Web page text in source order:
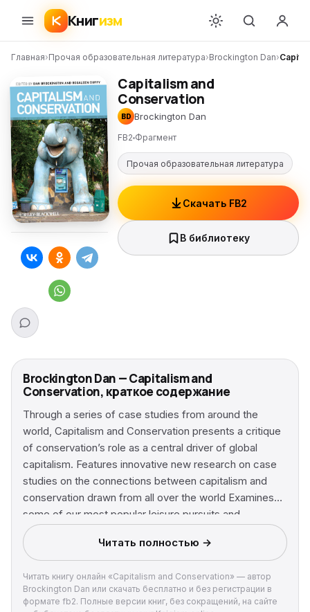
Книгизм
Главная›Прочая образовательная литература›Brockington Dan›
Capitalism and
Conservation
BD Brockington Dan
FB2 Фрагмент
Прочая образовательная литература
Скачать FB2
В библиотеку
Brockington Dan — Capitalism and
Conservation, краткое содержание
Through a series of case studies from around the
world, Capitalism and Conservation presents a critique
of conservation’s role as a central driver of global
capitalism. Features innovative new research on case
studies on the connections between capitalism and
conservation drawn from all over the world Examines
some of our most popular leisure pursuits and
consumption habits to uncover the ways they drive and
deepen global capitalism Reveals the increase in
intensity and variety of forms of capitalist conservation
throughout the world
Читать полностью →
Читать книгу онлайн «Capitalism and Conservation» — автор
Brockington Dan или скачать бесплатно и без регистрации в
формате fb2. Полные версии книг, без сокращений, на сайте